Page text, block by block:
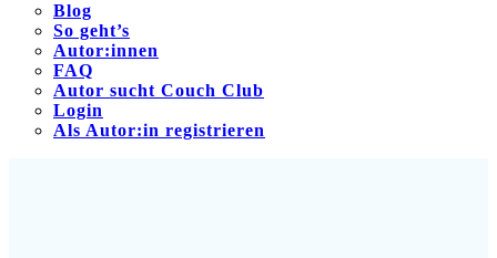
Blog
So geht’s
Autor:innen
FAQ
Autor sucht Couch Club
Login
Als Autor:in registrieren